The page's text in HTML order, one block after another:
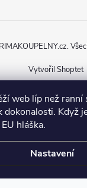
web líp než ranní
dokonalosti. Když
hláška.
Nastavení
Vytvořil Shoptet
.